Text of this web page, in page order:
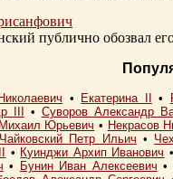
публично обозвал
• Екатерина II •
III • Суворов Александр
Юрьевич • Некрасов
Чайковский Петр Ильич •
• Куинджи Архип Иванович
• Бунин Иван Алексеевич •